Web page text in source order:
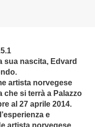
sua nascita, Edvard
artista norvegese
si terrà a Palazzo
al 27 aprile 2014.
e